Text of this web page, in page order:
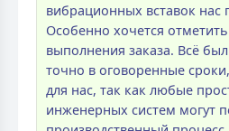
вибрационных вставок нас
Особенно хочется
выполнения заказа. Всё
точно в оговоренные
для нас, так как любые
инженерных систем могут